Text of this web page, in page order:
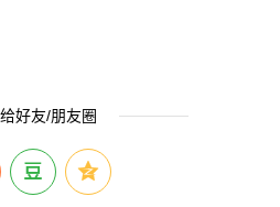
好友/朋友圈